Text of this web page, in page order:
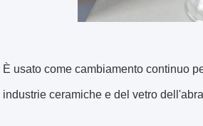
È usato come cambiamento continuo
industrie ceramiche e del vetro